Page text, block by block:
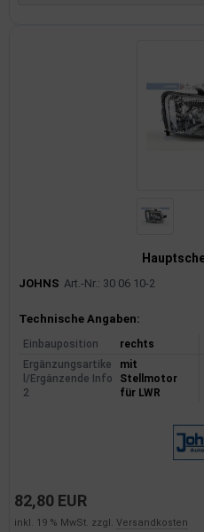
JOHNS Art.-Nr.: 30 06 10-2
Produktinformationen
Technische Angaben:
Einbauposition rechts
Ergänzungsartike
l/Ergänzende Info
2
mit
Stellmotor
für LWR
82,80 EUR
inkl. 19 % MwSt. zzgl. Versandkosten